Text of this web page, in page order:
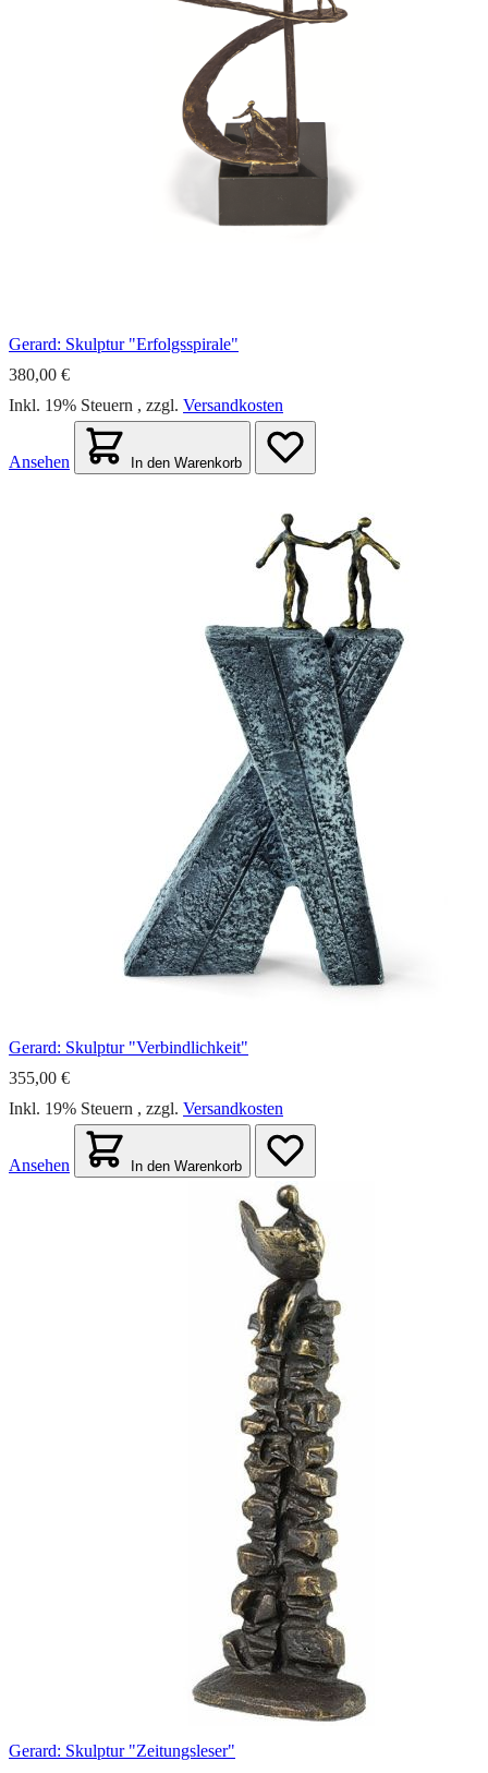
Gerard: Skulptur "Erfolgsspirale"
380,00 €
Inkl. 19% Steuern , zzgl. Versandkosten
Ansehen In den Warenkorb
Gerard: Skulptur "Verbindlichkeit"
355,00 €
Inkl. 19% Steuern , zzgl. Versandkosten
Ansehen In den Warenkorb
Gerard: Skulptur "Zeitungsleser"